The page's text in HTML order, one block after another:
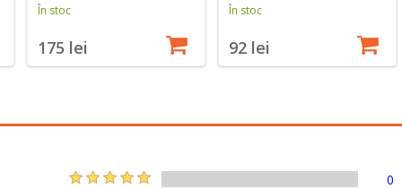
În stoc
175 lei
În stoc
92 lei
0